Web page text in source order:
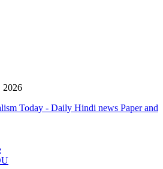
2026
Today - Daily Hindi news Paper and